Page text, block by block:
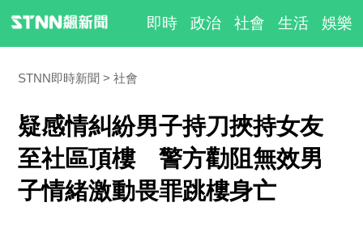
即時 政治 社會 生活 娛樂
STNN即時新聞 社會
疑感情糾紛男子持刀挾持女友
至社區頂樓 警方勸阻無效男
子情緒激動畏罪跳樓身亡